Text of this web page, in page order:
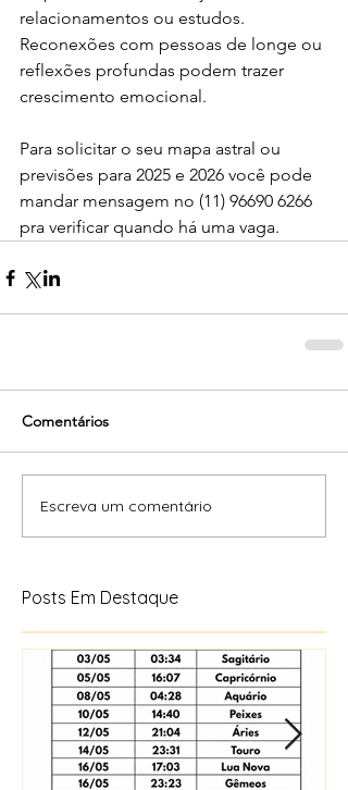
relacionamentos ou estudos.
Reconexões com pessoas de longe ou
reflexões profundas podem trazer
crescimento emocional.
Para solicitar o seu mapa astral ou
previsões para 2025 e 2026 você pode
mandar mensagem no (11) 96690 6266
pra verificar quando há uma vaga.
Comentários
Escreva um comentário
Posts Em Destaque